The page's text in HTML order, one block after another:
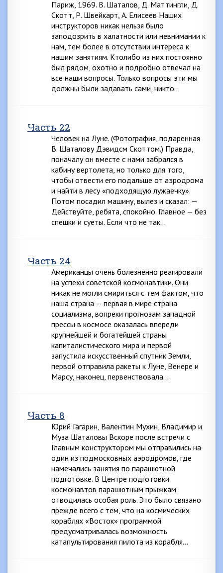
Париж, 1969. В. Шаталов, Д. Маттингли, Д.
Скотт, Р. Швейкарт, А. Елисеев Наших
инструкторов никак нельзя было
заподозрить в халатности или невнимании к
нам, тем более в отсутствии интереса к
нашим занятиям. Ктолибо из них постоянно
был рядом, охотно и подробно отвечал на
все наши вопросы. Только вопросы эти мы
должны были задавать сами, никто…
Часть 22
Человек на Луне. (Фотография, подаренная
В. Шаталову Дэвидсм Скоттом.) Правда,
поначалу он вместе с нами забрался в
кабину вертолета, но только для того,
чтобы отвести его подальше от аэродрома
и найти в лесу «подходящую лужаечку».
Потом посадил машину, вылез и сказал: —
Действуйте, ребята, спокойно. Главное — без
спешки и суеты. Если что не так…
Часть 24
Американцы очень болезненно реагировали
на успехи советской космонавтики. Они
никак не могли смириться с тем фактом, что
наша страна — первая в мире страна
социализма, вопреки прогнозам западной
прессы в космосе оказалась впереди
крупнейшей и богатейшей страны
капиталистического мира и первой
запустила искусственный спутник Земли,
первой отправила ракеты к Луне, Венере и
Марсу, наконец, первенствовала…
Часть 8
Юрий Гагарин, Валентин Мухин, Владимир и
Муза Шаталовы Вскоре после встречи с
Главным конструктором мы отправились на
один из подмосковных аэродромов, где
намечались занятия по парашютной
подготовке. В Центре подготовки
космонавтов парашютным прыжкам
отводилась особая роль. Это было связано
прежде всего с тем, что на космических
кораблях «Восток» программой
предусматривалась возможность
катапультирования пилота из корабля…